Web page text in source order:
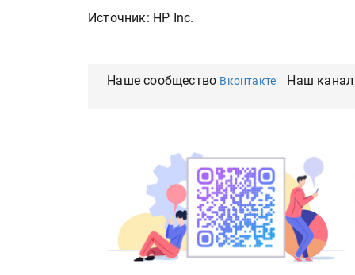
Источник: HP Inc.
Наше сообщество Вконтакте Наш канал